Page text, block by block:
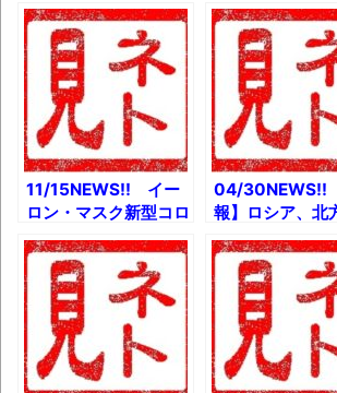
11/15NEWS!! イー
ロン・マスク新型コロ
ナ検査を1日4回受け
て「ひどくいい加減
だ」とか コロナ第3
波を前に一応確認して
おきたい備えとか 野
獣先輩(16)見つかると
か
04/30NEWS!!
報】ロシア、北
問題で衝撃発
【悲報】イーロ
スク、ツイッタ
名制に変更か
クエニ吉田P「
は開発大詰め」